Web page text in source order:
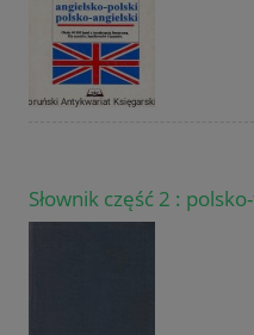
Słownik część 2 :